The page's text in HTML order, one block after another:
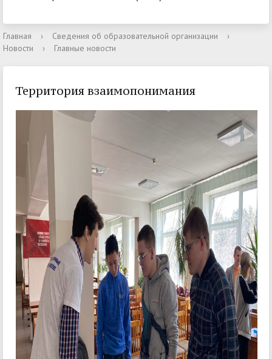
Главная › Сведения об образовательной организации
›
Новости
› Главные новости
Территория взаимопонимания